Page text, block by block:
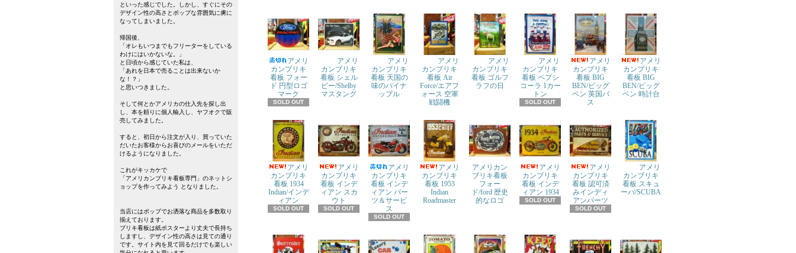
といった感じでした。しかし、すぐにその
デザイン性の高さとポップな雰囲気に虜に
なってしまいました。
帰国後、
「オレもいつまでもフリーターをしている
わけにはいかないな。」
と日頃から感じていた私は、
「あれを日本で売ることは出来ないか
な！？」
と思いつきました。
そして何とかアメリカの仕入先を探し出
し、本を頼りに個人輸入し、ヤフオクで販
売してみました。
すると、初日から注文が入り、買っていた
だいたお客様からお喜びのメールをいただ
けるようになりました。
これがキッカケで
「アメリカンブリキ看板専門」のネットシ
ョップを作ってみよう となりました。
当店にはポップでお洒落な商品を多数取り
揃えております。
ブリキ看板は紙ポスターより丈夫で長持ち
しますし、デザイン性の高さは見ての通り
です。サイト内を見て回るだけでも楽しい
アメリ
カンブリキ
看板 フォー
ド 円型ロゴ
マーク
SOLD OUT
アメリ
カンブリキ
看板 シェル
ビー/Shelby
マスタング
アメリ
カンブリキ
看板 天国の
味のパイナ
ップル
アメリ
カンブリキ
看板 Air
Force/エアフ
ォース 空軍
戦闘機
アメリ
カンブリキ
看板 ゴルフ
ラフの日
アメリ
カンブリキ
看板 ペプシ
コーラ 1カー
トン
SOLD OUT
アメリ
カンブリキ
看板 BIG
BEN/ビッグ
ベン 英国バ
ス
アメリ
カンブリキ
看板 BIG
BEN/ビッグ
ベン 時計台
アメリ
カンブリキ
看板 1934
Indian/インデ
ィアン
SOLD OUT
アメリ
カンブリキ
看板 インデ
ィアン スカ
ウト
SOLD OUT
アメリ
カンブリキ
看板 インデ
ィアン パー
ツ＆サービ
ス
SOLD OUT
アメリ
カンブリキ
看板 1953
Indian
Roadmaster
アメリカン
ブリキ看板
フォー
ド/ford 歴史
的なロゴ
アメリ
カンブリキ
看板 インデ
ィアン 1934
SOLD OUT
アメリ
カンブリキ
看板 認可済
みインディ
アンパーツ
SOLD OUT
アメリ
カンブリキ
看板 スキュ
ーバ/SCUBA